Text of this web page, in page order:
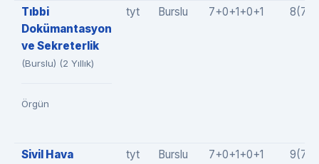
Tıbbi
Dokümantasyon
ve Sekreterlik
(Burslu) (2 Yıllık)
Örgün
tyt Burslu 7+0+1+0+1
Sivil Hava
tyt Burslu 7+0+1+0+1